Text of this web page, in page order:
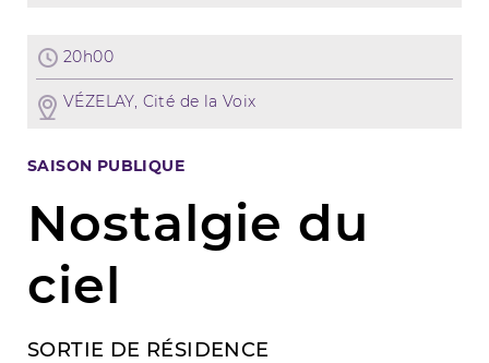
20h00
VÉZELAY, Cité de la Voix
SAISON PUBLIQUE
Nostalgie du
ciel
SORTIE DE RÉSIDENCE